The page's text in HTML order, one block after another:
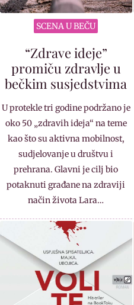
SCENA U BEČU
“Zdrave ideje”
promiču zdravlje u
bečkim susjedstvima
U protekle tri godine podržano je
oko 50 „zdravih ideja“ na teme
kao što su aktivna mobilnost,
sudjelovanje u društvu i
prehrana. Glavni je cilj bio
potaknuti građane na zdraviji
način života Lara…